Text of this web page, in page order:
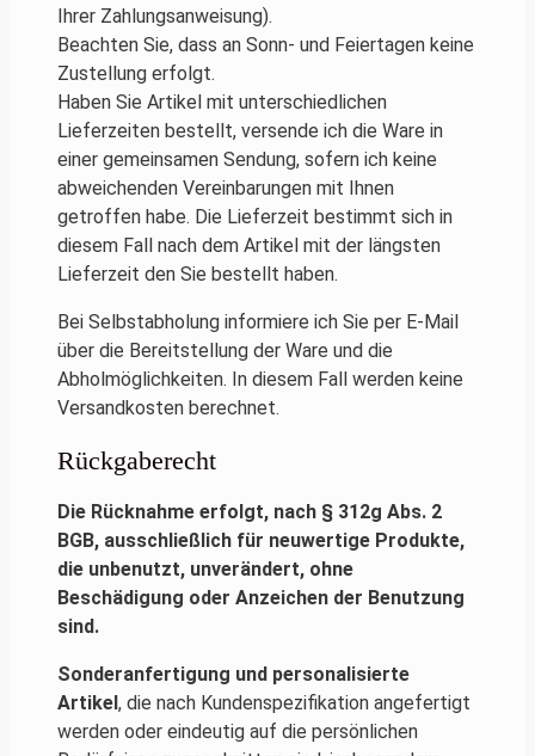
Ihrer Zahlungsanweisung).
Beachten Sie, dass an Sonn- und Feiertagen keine
Zustellung erfolgt.
Haben Sie Artikel mit unterschiedlichen
Lieferzeiten bestellt, versende ich die Ware in
einer gemeinsamen Sendung, sofern ich keine
abweichenden Vereinbarungen mit Ihnen
getroffen habe. Die Lieferzeit bestimmt sich in
diesem Fall nach dem Artikel mit der längsten
Lieferzeit den Sie bestellt haben.
Bei Selbstabholung informiere ich Sie per E-Mail
über die Bereitstellung der Ware und die
Abholmöglichkeiten. In diesem Fall werden keine
Versandkosten berechnet.
Rückgaberecht
Die Rücknahme erfolgt, nach § 312g Abs. 2
BGB, ausschließlich für neuwertige Produkte,
die unbenutzt, unverändert, ohne
Beschädigung oder Anzeichen der Benutzung
sind.
Sonderanfertigung und personalisierte
Artikel, die nach Kundenspezifikation angefertigt
werden oder eindeutig auf die persönlichen